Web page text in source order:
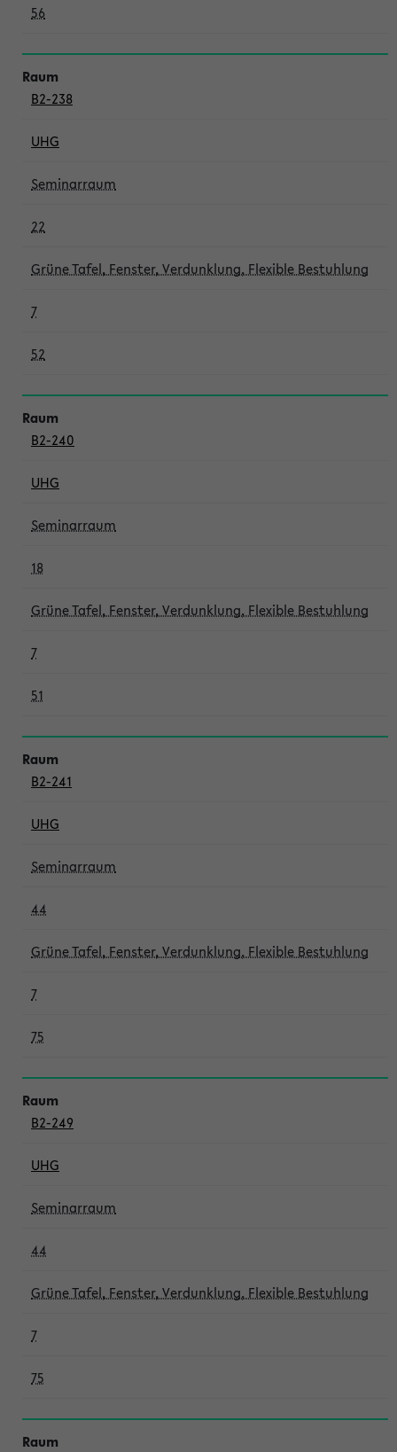
56
B2-238
UHG
Seminarraum
22
Grüne Tafel, Fenster, Verdunklung, Flexible Bestuhlung
7
52
B2-240
UHG
Seminarraum
18
Grüne Tafel, Fenster, Verdunklung, Flexible Bestuhlung
7
51
B2-241
UHG
Seminarraum
44
Grüne Tafel, Fenster, Verdunklung, Flexible Bestuhlung
7
75
B2-249
UHG
Seminarraum
44
Grüne Tafel, Fenster, Verdunklung, Flexible Bestuhlung
7
75